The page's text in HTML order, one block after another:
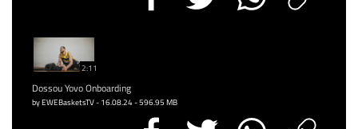
2:11
Dossou Yovo Onboarding
by EWEBasketsTV - 16.08.24 - 596.95 MB